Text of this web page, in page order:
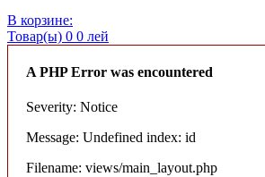
В корзине:
Товар(ы) 0 0 лей
A PHP Error was encountered
Severity: Notice
Message: Undefined index: id
Filename: views/main_layout.php